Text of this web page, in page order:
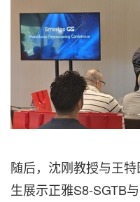
随后，沈刚教授与王
生展示正雅S8-SGTB